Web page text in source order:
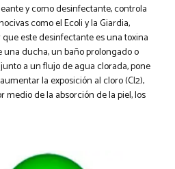
y como desinfectante, controla
como el Ecoli y la Giardia,
este desinfectante es una toxina
ducha, un baño prolongado o
a un flujo de agua clorada, pone
la exposición al cloro (Cl2),
medio de la absorción de la piel, los